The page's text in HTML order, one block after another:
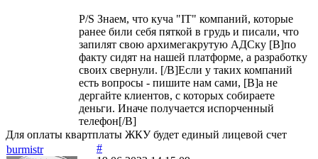
P/S Знаем, что куча "IT" компаний, которые
ранее били себя пяткой в грудь и писали, что
запилят свою архимегакрутую АДСку [B]по
факту сидят на нашей платформе, а разработку
своих свернули. [/B]Если у таких компаний
есть вопросы - пишите нам сами, [B]а не
дергайте клиентов, с которых собираете
деньги. Иначе получается испорченный
телефон[/B]
Для оплаты квартплаты ЖКУ будет единый лицевой счет
burmistr
#